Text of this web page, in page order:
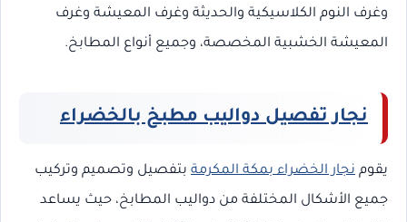
وغرف النوم الكلاسيكية والحديثة وغرف المعيشة وغرف
المعيشة الخشبية المخصصة، وجميع أنواع المطابخ.
نجار تفصيل دواليب مطبخ بالخضراء
يقوم نجار الخضراء بمكة المكرمة بتفصيل وتصميم وتركيب
جميع الأشكال المختلفة من دواليب المطابخ، حيث يساعد